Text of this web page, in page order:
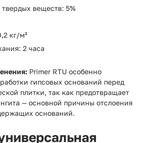
веществ: 5%
кг/м²
2 часа
Primer RTU особенно
гипсовых оснований перед
плитки, так как предотвращает
— основной причины отслоения
оснований.